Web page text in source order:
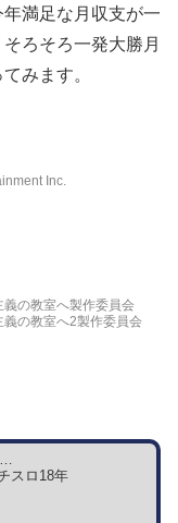
満足な月収支が一
ろそろ一発大勝月
みます。
Inc.
の教室へ製作委員会
の教室へ2製作委員会
…
スロ18年